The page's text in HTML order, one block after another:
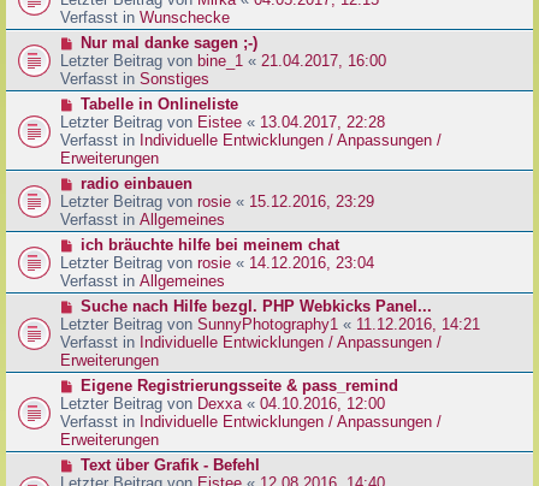
r
a
g
B
e
t
r
a
g
u
e
r
B
e
t
r
a
g
Verfasst in Wunschecke
N
e
u
e
r
B
e
i
r
a
g
Nur mal danke sagen ;-)
Letzter Beitrag von bine_1 « 21.04.2017, 16:00
Verfasst in Sonstiges
N
e
u
e
r
B
e
i
r
a
g
Tabelle in Onlineliste
Letzter Beitrag von Eistee « 13.04.2017, 22:28
Verfasst in Individuelle Entwicklungen / Anpassungen /
Erweiterungen
N
e
u
e
r
B
e
t
r
a
g
radio einbauen
Letzter Beitrag von rosie « 15.12.2016, 23:29
Verfasst in Allgemeines
N
e
u
e
r
B
e
i
r
a
g
ich bräuchte hilfe bei meinem chat
Letzter Beitrag von rosie « 14.12.2016, 23:04
Verfasst in Allgemeines
N
e
u
e
r
B
e
i
t
Suche nach Hilfe bezgl. PHP Webkicks Panel...
Letzter Beitrag von SunnyPhotography1 « 11.12.2016, 14:21
Verfasst in Individuelle Entwicklungen / Anpassungen /
Erweiterungen
N
e
u
e
r
B
Eigene Registrierungsseite & pass_remind
Letzter Beitrag von Dexxa« 04.10.2016, 12:00
Verfasst in Individuelle Entwicklungen / Anpassungen /
Erweiterungen
N
e
Text über Grafik - Befehl